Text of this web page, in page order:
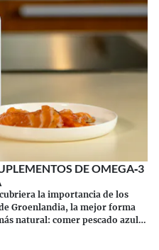
DE OMEGA‑3
la importancia de los
Groenlandia, la mejor forma
natural: comer pescado azul.